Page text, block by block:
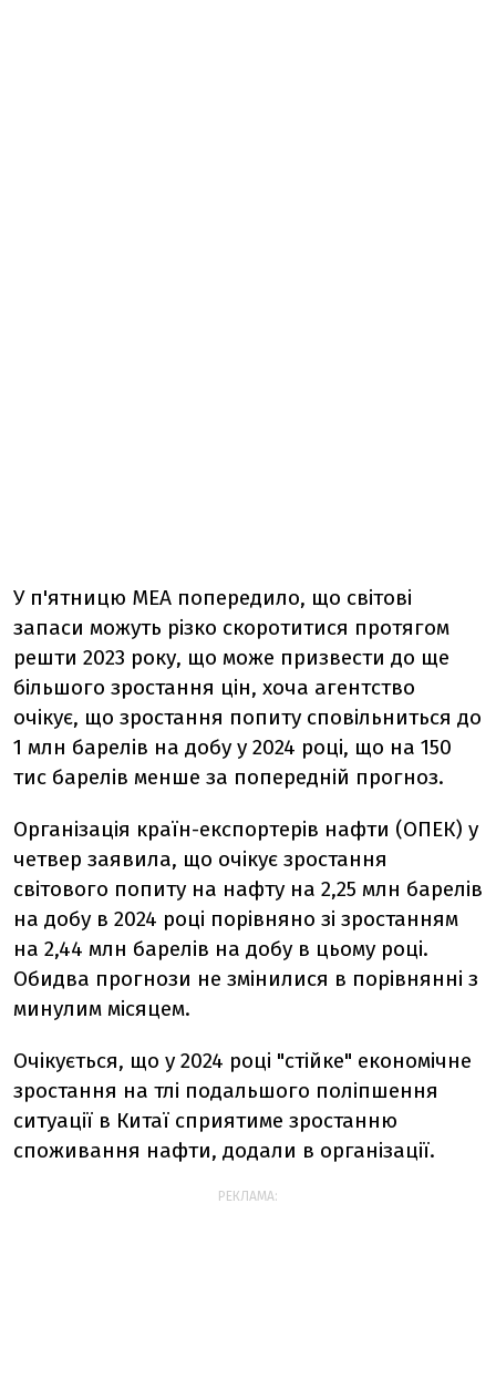
У п'ятницю МЕА попередило, що світові
запаси можуть різко скоротитися протягом
решти 2023 року, що може призвести до ще
більшого зростання цін, хоча агентство
очікує, що зростання попиту сповільниться до
1 млн барелів на добу у 2024 році, що на 150
тис барелів менше за попередній прогноз.
Організація країн-експортерів нафти (ОПЕК) у
четвер заявила, що очікує зростання
світового попиту на нафту на 2,25 млн барелів
на добу в 2024 році порівняно зі зростанням
на 2,44 млн барелів на добу в цьому році.
Обидва прогнози не змінилися в порівнянні з
минулим місяцем.
Очікується, що у 2024 році "стійке" економічне
зростання на тлі подальшого поліпшення
ситуації в Китаї сприятиме зростанню
споживання нафти, додали в організації.
РЕКЛАМА: